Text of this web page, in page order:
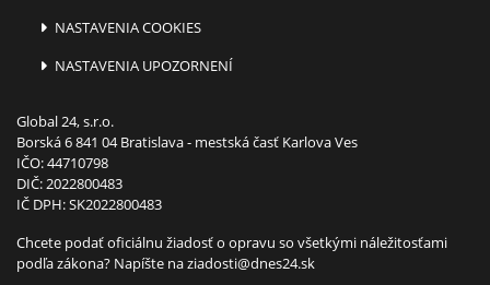
NASTAVENIA COOKIES
NASTAVENIA UPOZORNENÍ
Global 24, s.r.o.
Borská 6 841 04 Bratislava - mestská časť Karlova Ves
IČO: 44710798
DIČ: 2022800483
IČ DPH: SK2022800483
Chcete podať oficiálnu žiadosť o opravu so všetkými náležitosťami
podľa zákona? Napíšte naziadosti@dnes24.sk